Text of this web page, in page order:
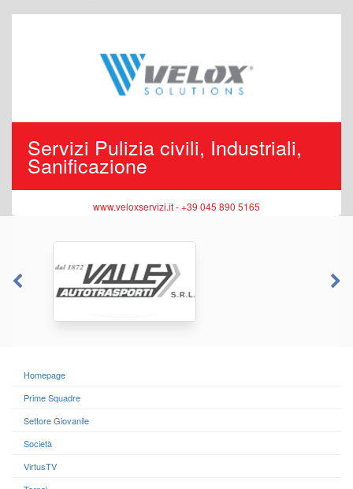
Servizi Pulizia civili, Industriali,
Sanificazione
www.veloxservizi.it - +39 045 890 5165
Homepage
Prime Squadre
Settore Giovanile
Società
VirtusTV